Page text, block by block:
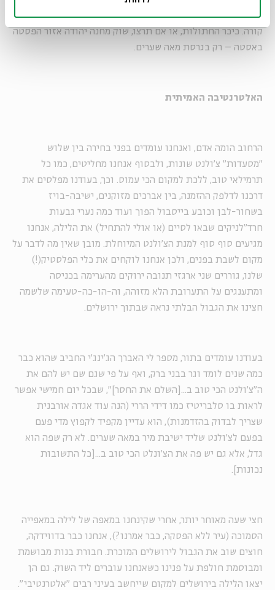
תוך השכונה, והנה אנחנו מגיעים למרכז העניינים – היכן שהכול
קורה. כיכר החתולות, או אם תרצו, שוק מחנה יהודה אזור הפסטה
באסטה – רק בגרסת מאה שערים.
האלטרנטיבה האמיתית
הרחוב הומה אדם, ואנחנו עומדים בפני בחירה בין שלוש
"מסעדות" צ'ולנט שונות, ולבסוף אנחנו מחליטים, כמו כל
תרמילאי טוב, ללכת למקום הכי עמוס. וכך, בעודנו מפלסים את
דרכנו לדלפק ההזמנה, בין אברכים מזוקנים, ישיבה-בויז
בשחור-לבן וכובע בייסבול הפוך ועוד כמה נערי גבעות
חרד"לניקים שבאו לסיים (או אולי להתחיל) את הלילה, אנחנו
מגיעים סוף סוף למנת הצ'ולנט המיוחלת. מובן שאין מה לדבר על
מקום לשבת בפנים, ולכן אנחנו לוקחים את כלי הפלסטיק(!)
שלנו, גוררים שני ארגזי תנובה ירוקים מהערימה בכניסה
ומתענגים על התערובת הלא מזוהה, וה-הו-כה-טעימה שלשמה
חצינו את הגבול הבלתי נראה שבתוך ירושלים.
בעודנו עומדים בתור, מספר לי האברך הג'ינג'י החביב שהוא כבר
כמה שנים לומד וגר בבני ברק, ואף על פי שגם שם יש להם את
ה"צ'ולנט הכי טוב ב...[השלם את החסר]", שבכל יום חמישי אפשר
לראות בו סלבריטיז כמו דידי הררי (הנה עוד אגדה אורבנית
שצריך לבדוק בהזדמנות), הוא עדיין מקפיד לקפוץ מדי פעם
בפעם לצ'ולנט שליד ישיבת מיר במאה שערים. לא רק שפה הוא
גדל, אלא גם יש פה את הצ'ונלט הכי טוב ב...[כל התשובות
נכונות].
חצי שעה מאוחר יותר, אחרי שקינחנו במאפה של לילה במאפייה
הסמוכה (עיר ללא הפסקה, כבר אמרנו?), אנחנו כבר בדווידקה,
חוצים שוב את הגבול לירושלים המוכרת. חבורת בנות מבושמת
ומבוסמת חולפת על פנינו כשאנחנו עוברים ליד השוק. גם הן
יצאו הלילה בירושלים למקום שייחשב בעיני רבים "אלטרנטיבי".